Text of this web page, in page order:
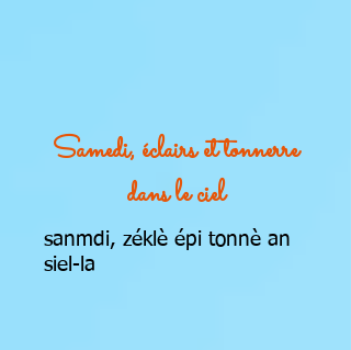
Samedi, éclairs et tonnerre
dans le ciel
sanmdi, zéklè épi tonnè an
siel-la